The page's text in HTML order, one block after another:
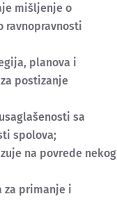
mišljenje o
ravnopravnosti
planova i
postizanje
sa
spolova;
na povrede nekog
za primanje i